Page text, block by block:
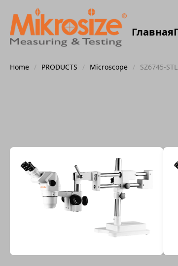
Главная
Home / PRODUCTS / Microscope / SZ6745-